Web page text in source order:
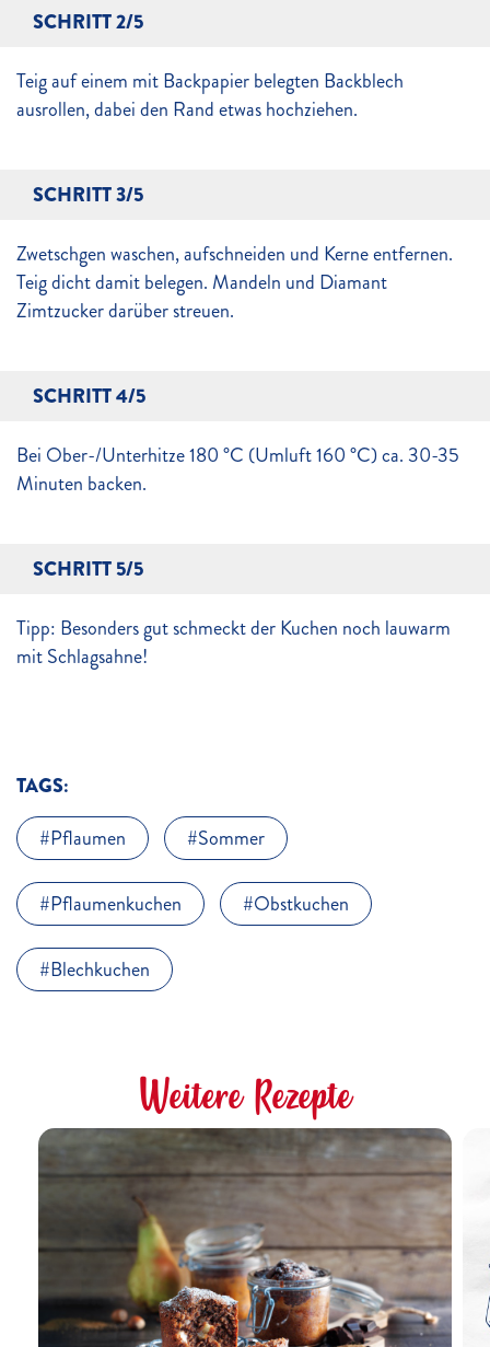
SCHRITT 2/5
Teig auf einem mit Backpapier belegten Backblech
ausrollen, dabei den Rand etwas hochziehen.
SCHRITT 3/5
Zwetschgen waschen, aufschneiden und Kerne entfernen.
Teig dicht damit belegen. Mandeln und Diamant
Zimtzucker darüber streuen.
SCHRITT 4/5
Bei Ober-/Unterhitze 180 °C (Umluft 160 °C) ca. 30-35
Minuten backen.
SCHRITT 5/5
Tipp: Besonders gut schmeckt der Kuchen noch lauwarm
mit Schlagsahne!
TAGS:
Pflaumen
Sommer
Pflaumenkuchen Obstkuchen
Blechkuchen
Weitere Rezepte